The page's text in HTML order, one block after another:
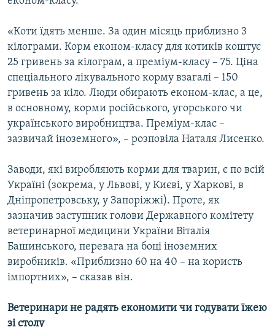
«Коти їдять менше. За один місяць приблизно 3
кілограми. Корм економ-класу для котиків коштує
25 гривень за кілограм, а преміум-класу – 75. Ціна
спеціального лікувального корму взагалі – 150
гривень за кіло. Люди обирають економ-клас, а це,
в основному, корми російського, угорського чи
українського виробництва. Преміум-клас –
зазвичай іноземного», – розповіла Наталя Лисенко.
Заводи, які виробляють корми для тварин, є по всій
Україні (зокрема, у Львові, у Києві, у Харкові, в
Дніпропетровську, у Запоріжжі). Проте, як
зазначив заступник голови Державного комітету
ветеринарної медицини України Віталія
Башинського, перевага на боці іноземних
виробників. «Приблизно 60 на 40 – на користь
імпортних», – сказав він.
Ветеринари не радять економити чи годувати їжею
зі столу